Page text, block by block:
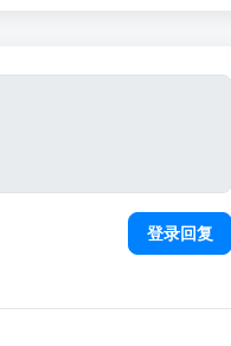
登录回复